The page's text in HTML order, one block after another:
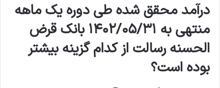
درآمد محقق شده طی دوره یک ماهه
منتهی به ۱۴۰۲/۰۵/۳۱ بانک قرض
الحسنه رسالت از کدام گزینه بیشتر
بوده است؟